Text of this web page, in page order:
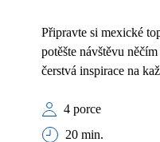
Připravte si mexické
potěšte návštěvu
čerstvá inspirace na
4 porce
20 min.